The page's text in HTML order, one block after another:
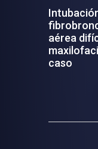
aérea
caso